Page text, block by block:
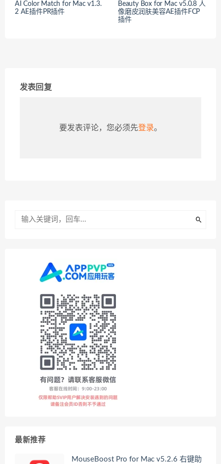
AI Color Match for Mac v1.3.
2 AE插件PR插件
Beauty Box for Mac v5.0.8 人
像磨皮润肤美容AE插件FCP
插件
发表回复
要发表评论，您必须先登录。
最新推荐
MouseBoost Pro for Mac v5.2.6 右键助